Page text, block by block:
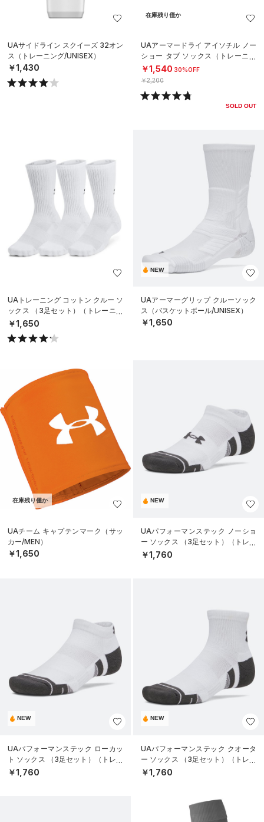
UAサイドライン スクイーズ 32オン
ス（トレーニング/UNISEX）
￥1,430
在庫残り僅か
UAアーマードライ アイソチル ノー
ショー タブ ソックス（トレーニン
グ/UNISEX）
￥1,540 30%OFF
￥2,200
SOLD OUT
UAトレーニング コットン クルー ソ
ックス （3足セット）（トレーニン
グ/UNISEX）
￥1,650
NEW
UAアーマーグリップ クルーソック
ス（バスケットボール/UNISEX）
￥1,650
在庫残り僅か
UAチーム キャプテンマーク（サッ
カー/MEN）
￥1,650
NEW
UAパフォーマンステック ノーショ
ー ソックス （3足セット）（トレー
ニング/UNISEX）
￥1,760
NEW
UAパフォーマンステック ローカッ
ト ソックス （3足セット）（トレー
ニング/UNISEX）
￥1,760
NEW
UAパフォーマンステック クオータ
ー ソックス （3足セット）（トレー
ニング/UNISEX）
￥1,760